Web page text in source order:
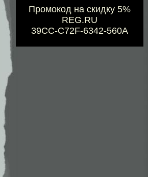
Промокод на скидку 5%
REG.RU
39CC-C72F-6342-560A